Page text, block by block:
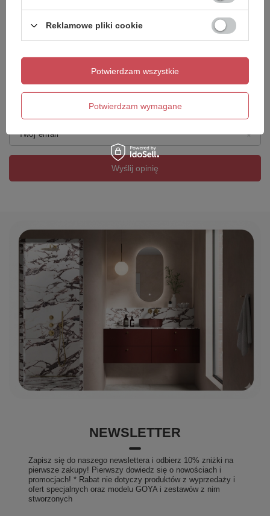
Twój email
Wyślij opinię
NEWSLETTER
Zapisz się do naszego newslettera i odbierz 10% zniżki na
pierwsze zakupy! Pierwszy dowiedz się o nowościach i
promocjach! * Rabat nie dotyczy produktów z wyprzedaży i
ofert specjalnych oraz modelu GOYA i zestawów z nim
stworzonych
Reklamowe pliki cookie
Potwierdzam wymagane
Potwierdzam wszystkie